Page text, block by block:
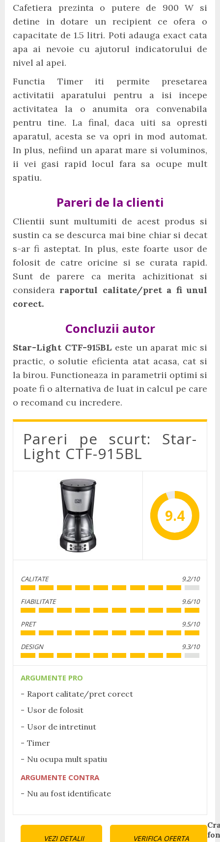
Cafetiera prezinta o putere de 900 W si
detine in dotare un recipient ce ofera o
capacitate de 1.5 litri. Poti adauga exact cata
apa ai nevoie cu ajutorul indicatorului de
nivel al apei.
Functia Timer iti permite presetarea
activitatii aparatului pentru a isi incepe
activitatea la o anumita ora convenabila
pentru tine. La final, daca uiti sa opresti
aparatul, acesta se va opri in mod automat.
In plus, nefiind un aparat mare si voluminos,
ii vei gasi rapid locul fara sa ocupe mult
spatiu.
Pareri de la clienti
Clientii sunt multumiti de acest produs si
sustin ca se descurca mai bine chiar si decat
s-ar fi asteptat. In plus, este foarte usor de
folosit de catre oricine si se curata rapid.
Sunt de parere ca merita achizitionat si
considera raportul calitate/pret a fi unul
corect.
Concluzii autor
Star-Light CTF-915BL este un aparat mic si
practic, o solutie eficienta atat acasa, cat si
la birou. Functioneaza in parametrii optimi si
poate fi o alternativa de luat in calcul pe care
o recomand cu incredere.
Pareri pe scurt: Star-
Light CTF-915BL
9.4
CALITATE 9.2/10
FIABILITATE 9.6/10
PRET 9.5/10
DESIGN 9.3/10
ARGUMENTE PRO
Raport calitate/pret corect
Usor de folosit
Usor de intretinut
Timer
Nu ocupa mult spatiu
ARGUMENTE CONTRA
Nu au fost identificate
VEZI DETALII VERIFICA OFERTA
Continue